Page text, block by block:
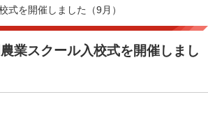
式を開催しました（9月）
業スクール入校式を開催しまし